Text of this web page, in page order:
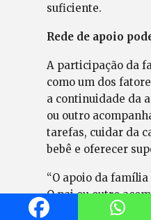
suficiente.
Rede de apoio
A participação da
como um dos
a continuidade da
ou outro
tarefas, cuidar da
bebê e oferecer
“O apoio da
O pai ou outro
oferecer apoio